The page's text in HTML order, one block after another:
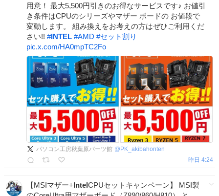
用意！ 最大5,500円引きのお得なサービスです♪ お値引
き条件はCPUのシリーズやマザー ボードの お値段で
変動します。 組み換えをお考えの方はぜひご利用くだ
さい!! #INTEL #AMD #セット割り
pic.x.com/HA0mpTC2Fo
パソコン工房秋葉原パーツ館 @ PK_akibahonten
昨日 4:24
【MSIマザー+IntelCPUセットキャンペーン】 MSI製